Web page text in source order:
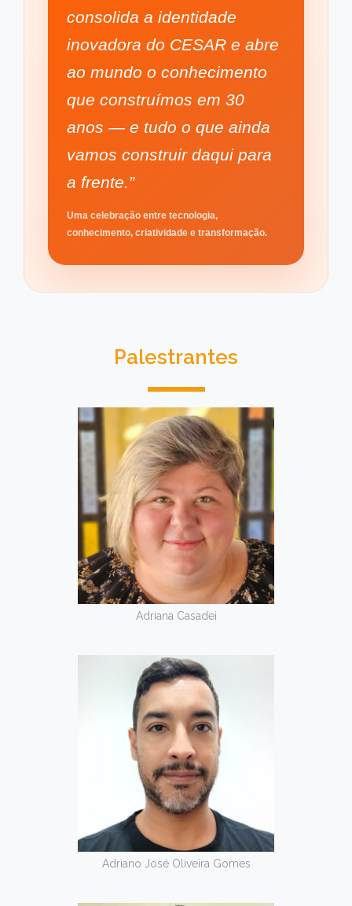
consolida a identidade
inovadora do CESAR e abre
ao mundo o conhecimento
que construímos em 30
anos — e tudo o que ainda
vamos construir daqui para
a frente.”
Uma celebração entre tecnologia,
conhecimento, criatividade e transformação.
Palestrantes
Adriana Casadei
Adriano José Oliveira Gomes